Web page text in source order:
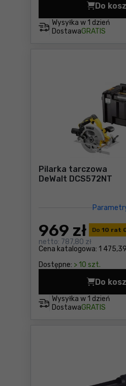
Wysyłka w 1 dzień
DostawaGRATIS
Do
Pilarka tarczowa
DeWalt DCS572NT
Do 10 rat
Cena katalogowa: 1
969 zł
netto: 787,80 zł
Dostępne: > 10 szt.
Wysyłka w 1 dzień
DostawaGRATIS
Do